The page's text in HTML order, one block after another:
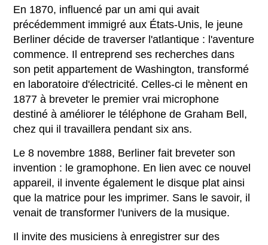
En 1870, influencé par un ami qui avait
précédemment immigré aux États-Unis, le jeune
Berliner décide de traverser l'atlantique : l'aventure
commence. Il entreprend ses recherches dans
son petit appartement de Washington, transformé
en laboratoire d'électricité. Celles-ci le mènent en
1877 à breveter le premier vrai microphone
destiné à améliorer le téléphone de Graham Bell,
chez qui il travaillera pendant six ans.
Le 8 novembre 1888, Berliner fait breveter son
invention : le gramophone. En lien avec ce nouvel
appareil, il invente également le disque plat ainsi
que la matrice pour les imprimer. Sans le savoir, il
venait de transformer l'univers de la musique.
Il invite des musiciens à enregistrer sur des